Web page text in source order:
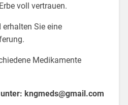
voll vertrauen.
Sie eine
Medikamente
kngmeds@gmail.com